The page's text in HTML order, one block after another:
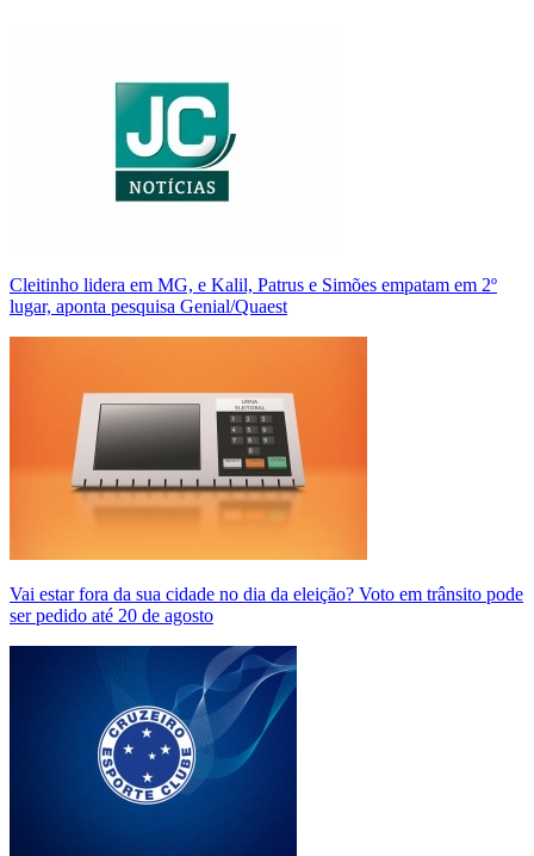
Cleitinho lidera em MG, e Kalil, Patrus e Simões empatam em 2º
lugar, aponta pesquisa Genial/Quaest
Vai estar fora da sua cidade no dia da eleição? Voto em trânsito pode
ser pedido até 20 de agosto